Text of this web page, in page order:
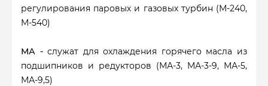
регулирования паровых и газовых турбин (М-240,
М-540)
МА -служат для охлаждения горячего масла из
подшипников и редукторов (МА-3, МА-3-9, МА-5,
МА-9,5)